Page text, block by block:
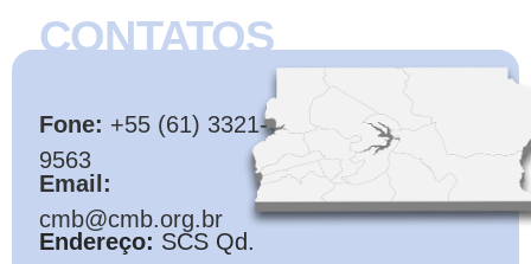
CONTATOS
Fone: +55 (61) 3321-
9563
Email:
cmb@cmb.org.br
Endereço: SCS Qd.